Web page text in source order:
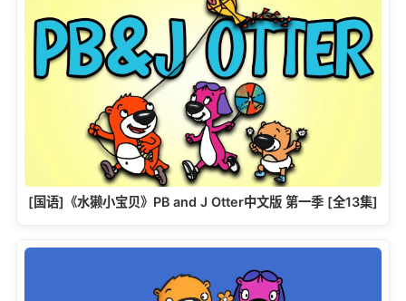
[国语]《水獭小宝贝》PB and J Otter中文版 第一季 [全13集]